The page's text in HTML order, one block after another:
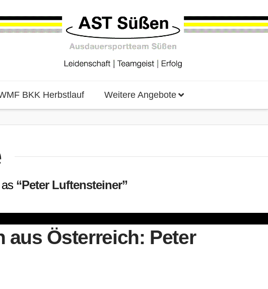
BKK Herbstlauf Weitere Angebote
“Peter Luftensteiner”
aus Österreich: Peter